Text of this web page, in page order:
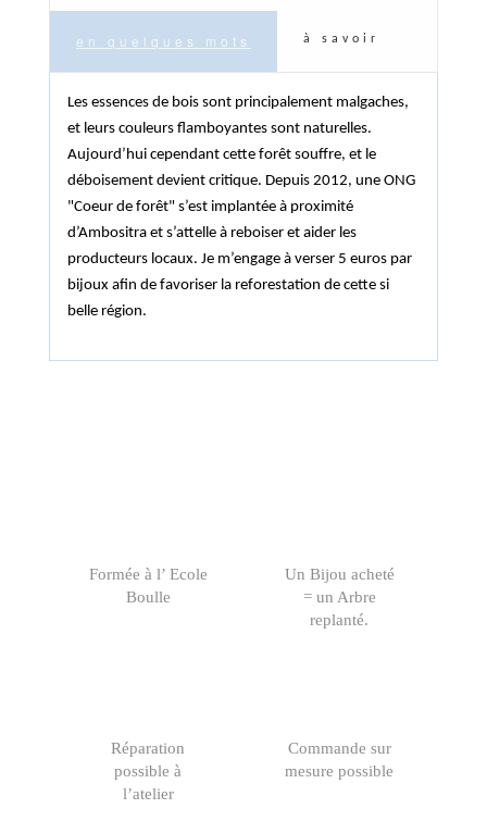
en quelques mots à savoir
Les essences de bois sont principalement malgaches,
et leurs couleurs flamboyantes sont naturelles.
Aujourd’hui cependant cette forêt souffre, et le
déboisement devient critique. Depuis 2012, une ONG
"Coeur de forêt" s’est implantée à proximité
d’Ambositra et s’attelle à reboiser et aider les
producteurs locaux. Je m’engage à verser 5 euros par
bijoux afin de favoriser la reforestation de cette si
belle région.
Formée à l’ Ecole
Boulle
Un Bijou acheté
= un Arbre
replanté.
Réparation
possible à
l’atelier
Commande sur
mesure possible